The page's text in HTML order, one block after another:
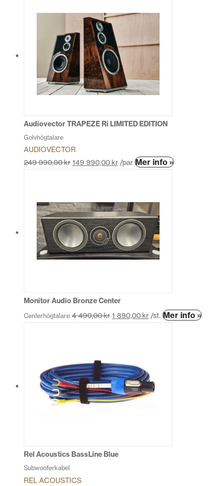
varianter.
De
olika
alternativen
kan
väljas
produktsidan
Audiovector TRAPEZE Ri LIMITED EDITION
Golvhögtalare
AUDIOVECTOR
249 990,00kr 149 990,00 kr /par Mer info »Den
Monitor Audio Bronze Center
Centerhögtalare 4 490,00kr 1 890,00 kr /st. Mer info »Den
Rel Acoustics BassLine Blue
Subwooferkabel
REL ACOUSTICS